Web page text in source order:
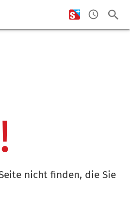
nicht finden, die Sie